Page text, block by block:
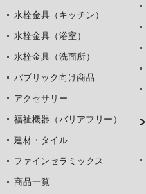
水栓金具（キッチン）
水栓金具（浴室）
水栓金具（洗面所）
パブリック向け商品
アクセサリー
福祉機器（バリアフリー）
建材・タイル
ファインセラミックス
商品一覧